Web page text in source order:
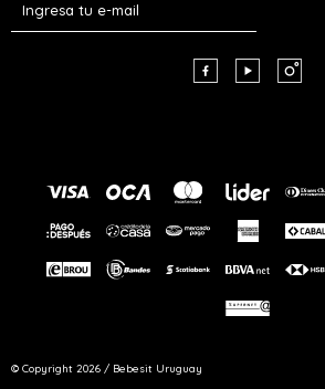
  
© Copyright 2026 / Bebesit Uruguay